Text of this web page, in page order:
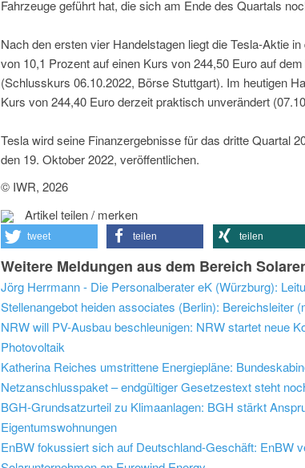
Fahrzeuge geführt hat, die sich am Ende des Quartals
Nach den ersten vier Handelstagen liegt die Tesla-Aktie
von 10,1 Prozent auf einen Kurs von 244,50 Euro auf
(Schlusskurs 06.10.2022, Börse Stuttgart). Im heutigen
Kurs von 244,40 Euro derzeit praktisch unverändert
Tesla wird seine Finanzergebnisse für das dritte Quartal
den 19. Oktober 2022, veröffentlichen.
© IWR, 2026
Artikel teilen / merken
tweet teilen teilen
Weitere Meldungen aus dem Bereich
Jörg Herrmann - Die Personalberater eK (Würzburg):
NRW will PV-Ausbau beschleunigen: NRW startet neue
Photovoltaik
Katherina Reiches umstrittene Energiepläne:
Netzanschlusspaket – endgültiger Gesetzestext steht
BGH-Grundsatzurteil zu Klimaanlagen: BGH stärkt
Eigentumswohnungen
EnBW fokussiert sich auf Deutschland-Geschäft: EnBW